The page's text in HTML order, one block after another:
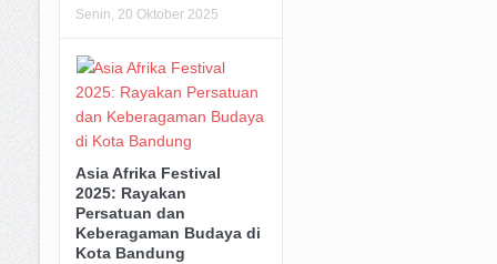
Senin, 20 Oktober 2025
Asia Afrika Festival
2025: Rayakan
Persatuan dan
Keberagaman Budaya di
Kota Bandung